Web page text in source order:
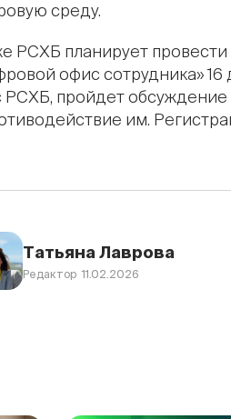
среду.
РСХБ планирует
офис сотрудника» 16
РСХБ, пройдет
им.
Татьяна Лаврова
Редактор 11.02.2026